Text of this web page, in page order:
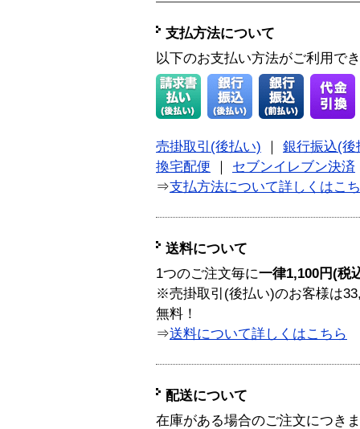
支払方法について
以下のお支払い方法がご利用で
売掛取引(後払い)
銀行振込(後
換宅配便
セブンイレブン決済
⇒支払方法について詳しくはこ
送料について
1つのご注文毎に一律1,100円(税
※売掛取引(後払い)のお客様は
無料！
⇒送料について詳しくはこちら
配送について
在庫がある場合のご注文につき